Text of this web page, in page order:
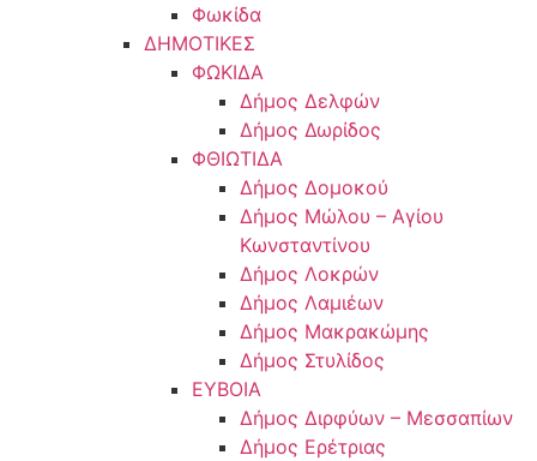
Φωκίδα
ΔΗΜΟΤΙΚΕΣ
ΦΩΚΙΔΑ
Δήμος Δελφών
Δήμος Δωρίδος
ΦΘΙΩΤΙΔΑ
Δήμος Δομοκού
Δήμος Μώλου – Αγίου
Κωνσταντίνου
Δήμος Λοκρών
Δήμος Λαμιέων
Δήμος Μακρακώμης
Δήμος Στυλίδος
ΕΥΒΟΙΑ
Δήμος Διρφύων – Μεσσαπίων
Δήμος Ερέτριας